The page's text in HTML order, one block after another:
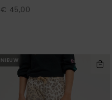
Swim
€ 45,00
NIEUW